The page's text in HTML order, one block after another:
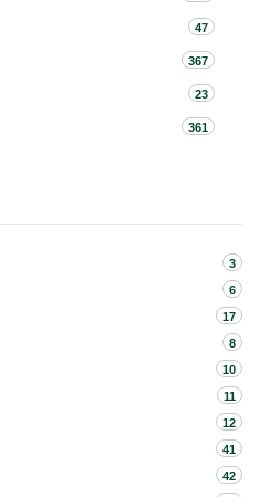
47
367
23
361
3
6
17
8
10
11
12
41
42